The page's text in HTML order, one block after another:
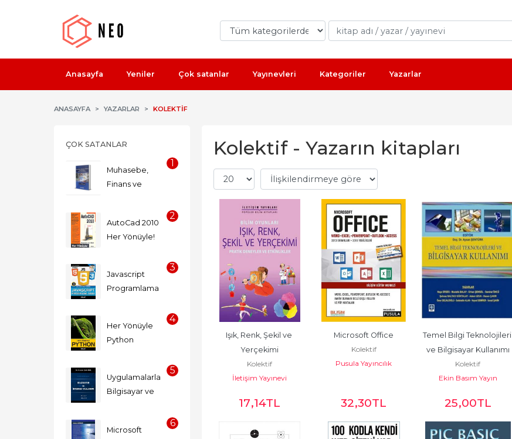
Anasayfa Yeniler Çok satanlar Yayınevleri Kategoriler Yazarlar
ANASAYFA YAZARLAR KOLEKTIF
ÇOK SATANLAR
1
Muhasebe,
Finans ve
Alanlarında Kritik
Yaklaşımlar
2
AutoCad 2010
Her Yönüyle!
3
Javascript
Programlama
4
Her Yönüyle
Python
5
Uygulamalarla
Bilgisayar ve
6
Microsoft
Kolektif - Yazarın kitapları
Işık, Renk, Şekil ve
Yerçekimi
Kolektif
İletişim Yayınevi
17,14TL
Microsoft Office
Kolektif
Pusula Yayıncılık
32,30TL
Temel Bilgi Teknolojileri
ve Bilgisayar Kullanımı
Kolektif
Ekin Basım Yayın
25,00TL